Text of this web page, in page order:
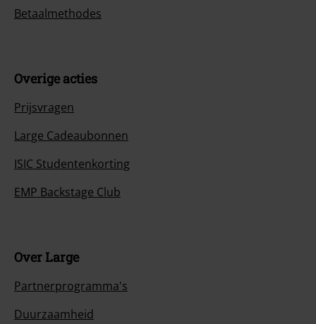
Betaalmethodes
Overige acties
Prijsvragen
Large Cadeaubonnen
ISIC Studentenkorting
EMP Backstage Club
Over Large
Partnerprogramma's
Duurzaamheid